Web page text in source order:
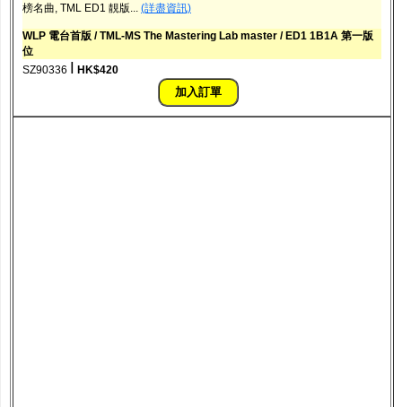
榜名曲, TML ED1 靚版... (詳盡資訊)
WLP 電台首版 / TML-MS The Mastering Lab master / ED1 1B1A 第一版
位
SZ90336
HK$420